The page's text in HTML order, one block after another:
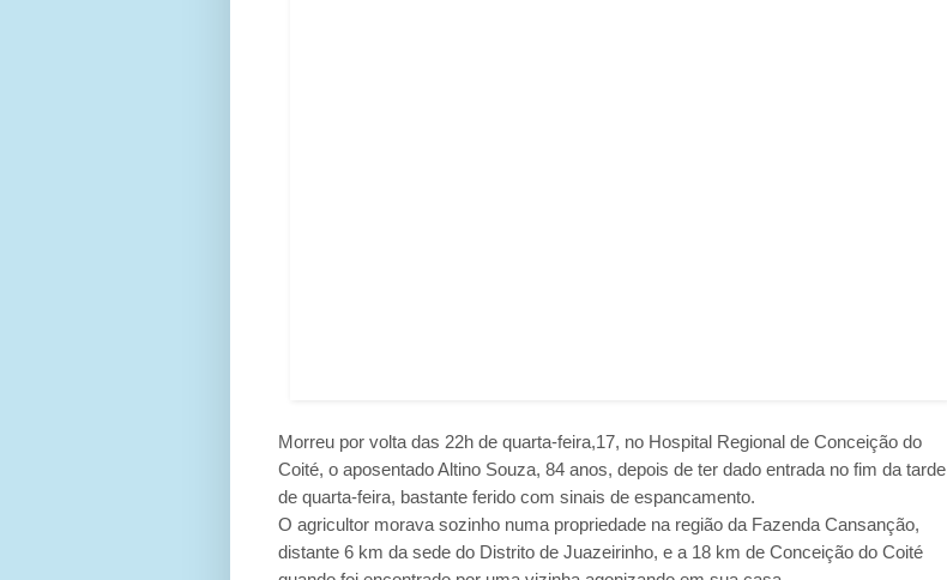
Morreu por volta das 22h de quarta-feira,17, no Hospital Regional de Conceição do
Coité, o aposentado Altino Souza, 84 anos, depois de ter dado entrada no fim da tarde
de quarta-feira, bastante ferido com sinais de espancamento.
O agricultor morava sozinho numa propriedade na região da Fazenda Cansanção,
distante 6 km da sede do Distrito de Juazeirinho, e a 18 km de Conceição do Coité